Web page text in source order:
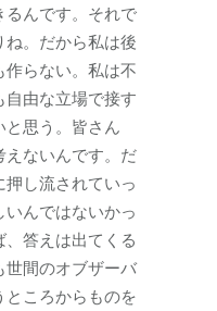
るんです。それで
。だから私は後
らない。私は不
由な立場で接す
と思う。皆さん
えないんです。だ
し流されていっ
んではないかっ
答えは出てくる
世間のオブザーバ
ころからものを